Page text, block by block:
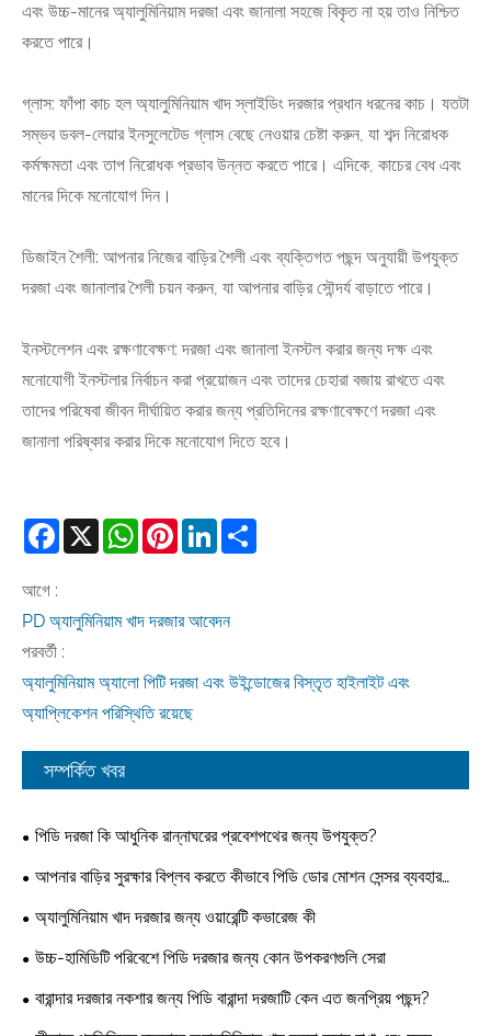
এবং উচ্চ-মানের অ্যালুমিনিয়াম দরজা এবং জানালা সহজে বিকৃত না হয় তাও নিশ্চিত
করতে পারে।
গ্লাস: ফাঁপা কাচ হল অ্যালুমিনিয়াম খাদ স্লাইডিং দরজার প্রধান ধরনের কাচ। যতটা
সম্ভব ডবল-লেয়ার ইনসুলেটেড গ্লাস বেছে নেওয়ার চেষ্টা করুন, যা শব্দ নিরোধক
কর্মক্ষমতা এবং তাপ নিরোধক প্রভাব উন্নত করতে পারে। এদিকে, কাচের বেধ এবং
মানের দিকে মনোযোগ দিন।
ডিজাইন শৈলী: আপনার নিজের বাড়ির শৈলী এবং ব্যক্তিগত পছন্দ অনুযায়ী উপযুক্ত
দরজা এবং জানালার শৈলী চয়ন করুন, যা আপনার বাড়ির সৌন্দর্য বাড়াতে পারে।
ইনস্টলেশন এবং রক্ষণাবেক্ষণ: দরজা এবং জানালা ইনস্টল করার জন্য দক্ষ এবং
মনোযোগী ইনস্টলার নির্বাচন করা প্রয়োজন এবং তাদের চেহারা বজায় রাখতে এবং
তাদের পরিষেবা জীবন দীর্ঘায়িত করার জন্য প্রতিদিনের রক্ষণাবেক্ষণে দরজা এবং
জানালা পরিষ্কার করার দিকে মনোযোগ দিতে হবে।
Facebook
X WhatsAppPinterestLinkedIn
আগে :
PD অ্যালুমিনিয়াম খাদ দরজার আবেদন
পরবর্তী :
অ্যালুমিনিয়াম অ্যালো পিটি দরজা এবং উইন্ডোজের বিস্তৃত হাইলাইট এবং
অ্যাপ্লিকেশন পরিস্থিতি রয়েছে
সম্পর্কিত খবর
পিডি দরজা কি আধুনিক রান্নাঘরের প্রবেশপথের জন্য উপযুক্ত?
আপনার বাড়ির সুরক্ষার বিপ্লব করতে কীভাবে পিডি ডোর মোশন সেন্সর ব্যবহার
করতে পারে
অ্যালুমিনিয়াম খাদ দরজার জন্য ওয়ারেন্টি কভারেজ কী
উচ্চ-হামিডিটি পরিবেশে পিডি দরজার জন্য কোন উপকরণগুলি সেরা
বারান্দার দরজার নকশার জন্য পিডি বারান্দা দরজাটি কেন এত জনপ্রিয় পছন্দ?